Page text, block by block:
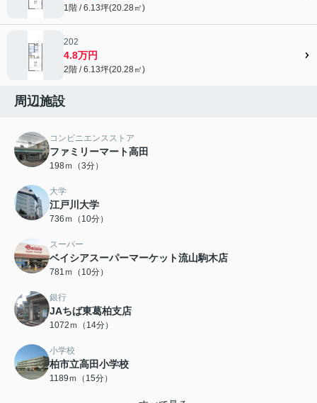
1階 / 6.13坪(20.28㎡)
202
4.8万円
2階 / 6.13坪(20.28㎡)
周辺施設
コンビニエンスストア
ファミリーマート高田
198ｍ（3分）
大学
江戸川大学
736ｍ（10分）
スーパー
ベイシアスーパーマーケット流山駒木店
781ｍ（10分）
銀行
JAちば東葛柏支店
1072ｍ（14分）
小学校
柏市立高田小学校
1189ｍ（15分）